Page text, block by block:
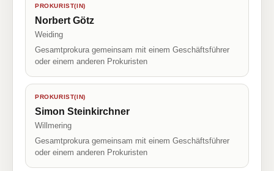
PROKURIST(IN)
Norbert Götz
Weiding
Gesamtprokura gemeinsam mit einem Geschäftsführer
oder einem anderen Prokuristen
PROKURIST(IN)
Simon Steinkirchner
Willmering
Gesamtprokura gemeinsam mit einem Geschäftsführer
oder einem anderen Prokuristen